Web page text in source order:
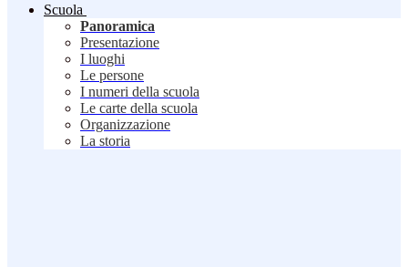
Scuola
Panoramica
Presentazione
I luoghi
Le persone
I numeri della scuola
Le carte della scuola
Organizzazione
La storia